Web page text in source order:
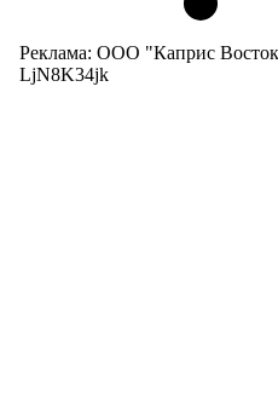
Реклама: ООО "Каприс
LjN8K34jk